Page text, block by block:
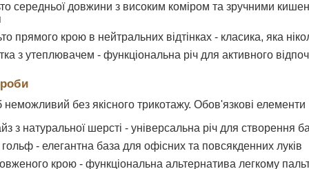
середньої довжини з високим коміром та зручними
прямого крою в нейтральних відтінках - класика, яка
з утеплювачем - функціональна річ для активного
без якісного трикотажу. Обов'язкові
з натуральної шерсті - універсальна річ для створення
- елегантна база для офісних та повсякденних луків
крою - функціональна альтернатива легкому